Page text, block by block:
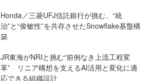
Honda／三菱UFJ信託銀行が挑む、“統
治”と“俊敏性”を共存させたSnowflake基盤構
築
JR東海がNRIと挑む“前例なき上流工程変
革” リニア構想を支えるAI活用と変化に適
応できる組織設計